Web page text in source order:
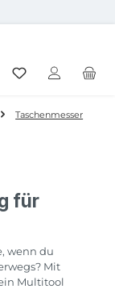
Taschenmesser
für
wenn du
Mit
Multitool